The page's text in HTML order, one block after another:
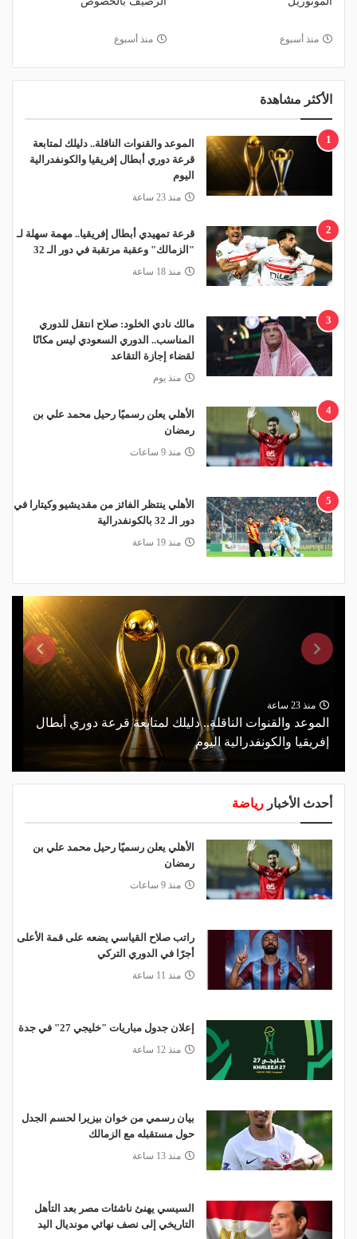
منذ أسبوع منذ أسبوع
الأكثر مشاهدة
1
الموعد والقنوات الناقلة.. دليلك لمتابعة
قرعة دوري أبطال إفريقيا والكونفدرالية
اليوم
منذ 23 ساعة
2
قرعة تمهيدي أبطال إفريقيا.. مهمة سهلة لـ
"الزمالك" وعقبة مرتقبة في دور الـ 32
منذ 18 ساعة
3
مالك نادي الخلود: صلاح انتقل للدوري
المناسب.. الدوري السعودي ليس مكانًا
لقضاء إجازة التقاعد
منذ يوم
4
الأهلي يعلن رسميًا رحيل محمد علي بن
رمضان
منذ 9 ساعات
5
الأهلي ينتظر الفائز من مقديشيو وكيتارا في
دور الـ 32 بالكونفدرالية
منذ 19 ساعة
منذ 23 ساعة
الموعد والقنوات الناقلة.. دليلك لمتابعة قرعة دوري أبطال
إفريقيا والكونفدرالية اليوم
أحدث الأخبار رياضة
الأهلي يعلن رسميًا رحيل محمد علي بن
رمضان
منذ 9 ساعات
راتب صلاح القياسي يضعه على قمة الأعلى
أجرًا في الدوري التركي
منذ 11 ساعة
إعلان جدول مباريات "خليجي 27" في جدة
منذ 12 ساعة
بيان رسمي من خوان بيزيرا لحسم الجدل
حول مستقبله مع الزمالك
منذ 13 ساعة
السيسي يهنئ ناشئات مصر بعد التأهل
التاريخي إلى نصف نهائي مونديال اليد